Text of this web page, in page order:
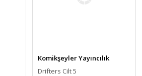
Komikşeyler Yayıncılık
Drifters Cilt 5